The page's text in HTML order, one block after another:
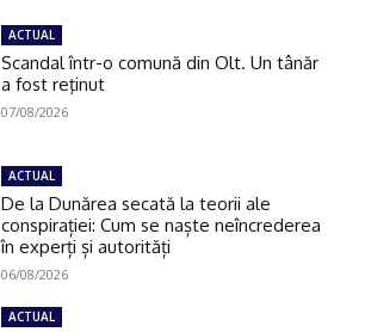
ACTUAL
Scandal într-o comună din Olt. Un tânăr
a fost reţinut
07/08/2026
ACTUAL
De la Dunărea secată la teorii ale
conspirației: Cum se naște neîncrederea
în experți și autorități
06/08/2026
ACTUAL